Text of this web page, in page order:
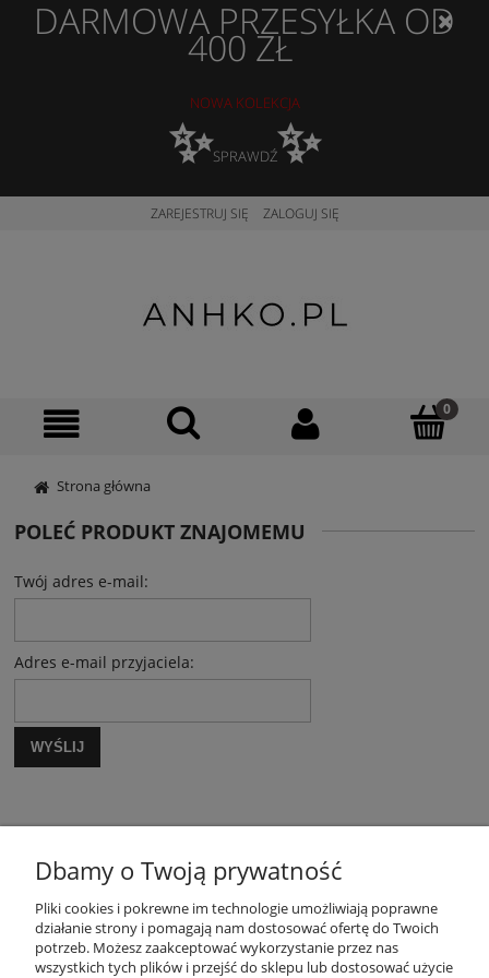
DARMOWA PRZESYŁKA OD
400 ZŁ
NOWA KOLEKCJA
✨SPRAWDŹ✨
ZAREJESTRUJ SIĘ ZALOGUJ SIĘ
Strona główna
POLEĆ PRODUKT ZNAJOMEMU
Twój adres e-mail:
Adres e-mail przyjaciela:
WYŚLIJ
OBSŁUGA KLIENTA
Dbamy o Twoją prywatność
Pliki cookies i pokrewne im technologie umożliwiają poprawne
działanie strony i pomagają nam dostosować ofertę do Twoich
potrzeb. Możesz zaakceptować wykorzystanie przez nas
wszystkich tych plików i przejść do sklepu lub dostosować użycie